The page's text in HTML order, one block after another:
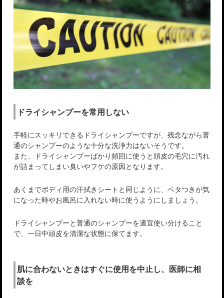
ドライシャンプーを常用しない
手軽にスッキリできるドライシャンプーですが、残念ながら普
通のシャンプーのような十分な洗浄力はないそうです。
また、ドライシャンプーばかり頻回に使うと頭皮の毛穴に汚れ
が詰まってしまい臭いやフケの原因となります。
あくまでボディ用の汗拭きシートと同じように、ベタつきが気
になった時やお風呂に入れない時に使うようにしましょう。
ドライシャンプーと普通のシャンプーを適宜使い分けること
で、一日中頭皮を清潔な状態に保てます。
肌に合わないときはすぐに使用を中止し、医師に相
談を